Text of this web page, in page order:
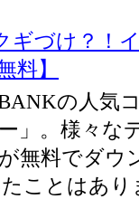
ギづけ？！
料】
の人気
」。様々な
無料でダウ
ことはあ